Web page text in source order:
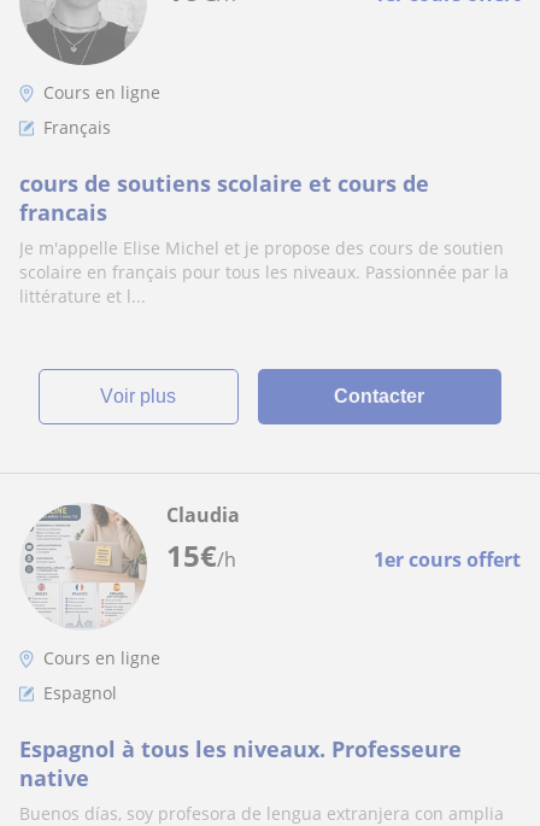
Cours en ligne
Français
cours de soutiens scolaire et cours de
francais
Je m'appelle Elise Michel et je propose des cours de soutien
scolaire en français pour tous les niveaux. Passionnée par la
littérature et l...
voir plus Contacter
15€/h 1er cours offert
Claudia
Cours en ligne
Espagnol
Espagnol à tous les niveaux. Professeure
native
Buenos días, soy profesora de lengua extranjera con amplia